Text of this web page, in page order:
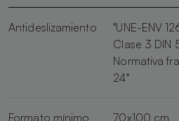
Antideslizamiento
"UNE-ENV
Clase 3 DIN
Normativa
24"
Formato mínimo 70x100 cm